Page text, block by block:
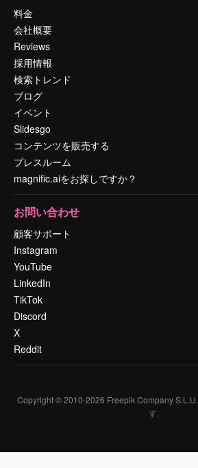
料金
会社概要
Reviews
採用情報
検索トレンド
ブログ
イベント
Slidesgo
コンテンツを販売する
プレスルーム
magnific.aiをお探しですか？
お問い合わせ
顧客サポート
Instagram
YouTube
LinkedIn
TikTok
Discord
X
Reddit
Copyright © 2010-2026 Freepik Company S.L.U.
す.